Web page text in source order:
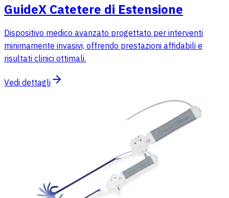
GuideX Catetere di Estensione
Dispositivo medico avanzato progettato per interventi
minimamente invasivi, offrendo prestazioni affidabili e
risultati clinici ottimali.
Vedi dettagli